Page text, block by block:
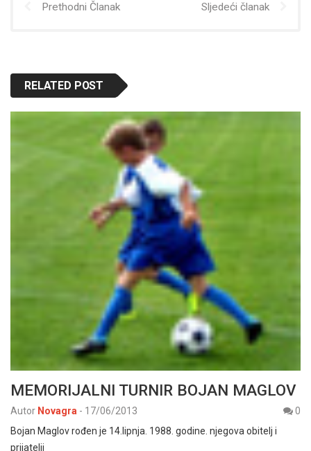
Prethodni Članak Sljedeći članak
RELATED POST
MEMORIJALNI TURNIR BOJAN MAGLOV
Autor Novagra - 17/06/2013
0
Bojan Maglov rođen je 14.lipnja. 1988. godine. njegova obitelj i
prijatelji